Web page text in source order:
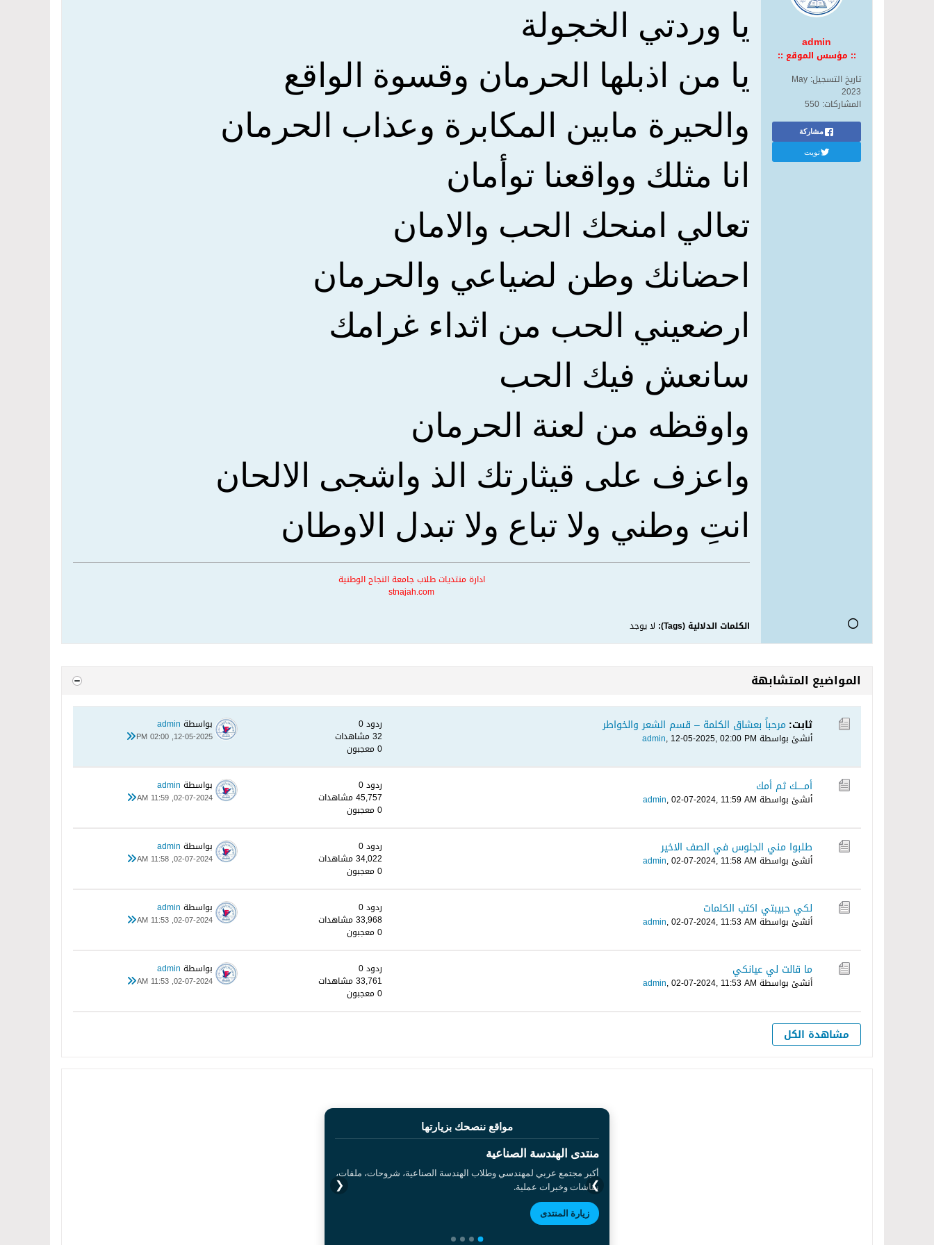
admin
:: مؤسس الموقع ::
تاريخ التسجيل: May
2023
المشاركات: 550
مشاركة
تويت
يا وردتي الخجولة
يا من اذبلها الحرمان وقسوة الواقع
والحيرة مابين المكابرة وعذاب الحرمان
انا مثلك وواقعنا توأمان
تعالي امنحك الحب والامان
احضانك وطن لضياعي والحرمان
ارضعيني الحب من اثداء غرامك
سانعش فيك الحب
واوقظه من لعنة الحرمان
واعزف على قيثارتك الذ واشجى الالحان
انتِ وطني ولا تباع ولا تبدل الاوطان
ادارة منتديات طلاب جامعة النجاح الوطنية
stnajah.com
الكلمات الدلالية (Tags): لا يوجد
المواضيع المتشابهة
ثابت: مرحباً بعشاق الكلمة – قسم الشعر والخواطر
أنشئ بواسطة admin, 12-05-2025, 02:00 PM
ردود 0
32 مشاهدات
0 معجبون
بواسطة admin
12-05-2025, 02:00 PM
أمـــــك ثم أمك
أنشئ بواسطة admin,02-07-2024, 11:59 AM
ردود 0
45,757 مشاهدات
0 معجبون
بواسطة admin
02-07-2024, 11:59 AM
طلبوا مني الجلوس في الصف الاخير
أنشئ بواسطة admin,02-07-2024, 11:58 AM
ردود 0
34,022 مشاهدات
0 معجبون
بواسطة admin
02-07-2024, 11:58 AM
لكي حبيبتي اكتب الكلمات
أنشئ بواسطة admin,02-07-2024, 11:53 AM
ردود 0
33,968 مشاهدات
0 معجبون
بواسطة admin
02-07-2024, 11:53 AM
ما قالت لي عيانكي
أنشئ بواسطة admin,02-07-2024, 11:53 AM
ردود 0
33,761 مشاهدات
0 معجبون
بواسطة admin
02-07-2024, 11:53 AM
مشاهدة الكل
مواقع ننصحك بزيارتها
منتدى الهندسة الصناعية
أكبر مجتمع عربي لمهندسي وطلاب الهندسة الصناعية، شروحات، ملفات،
نقاشات وخبرات عملية.
زيارة المنتدى
❮ ❯